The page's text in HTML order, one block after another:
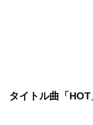
タイトル曲「HOT